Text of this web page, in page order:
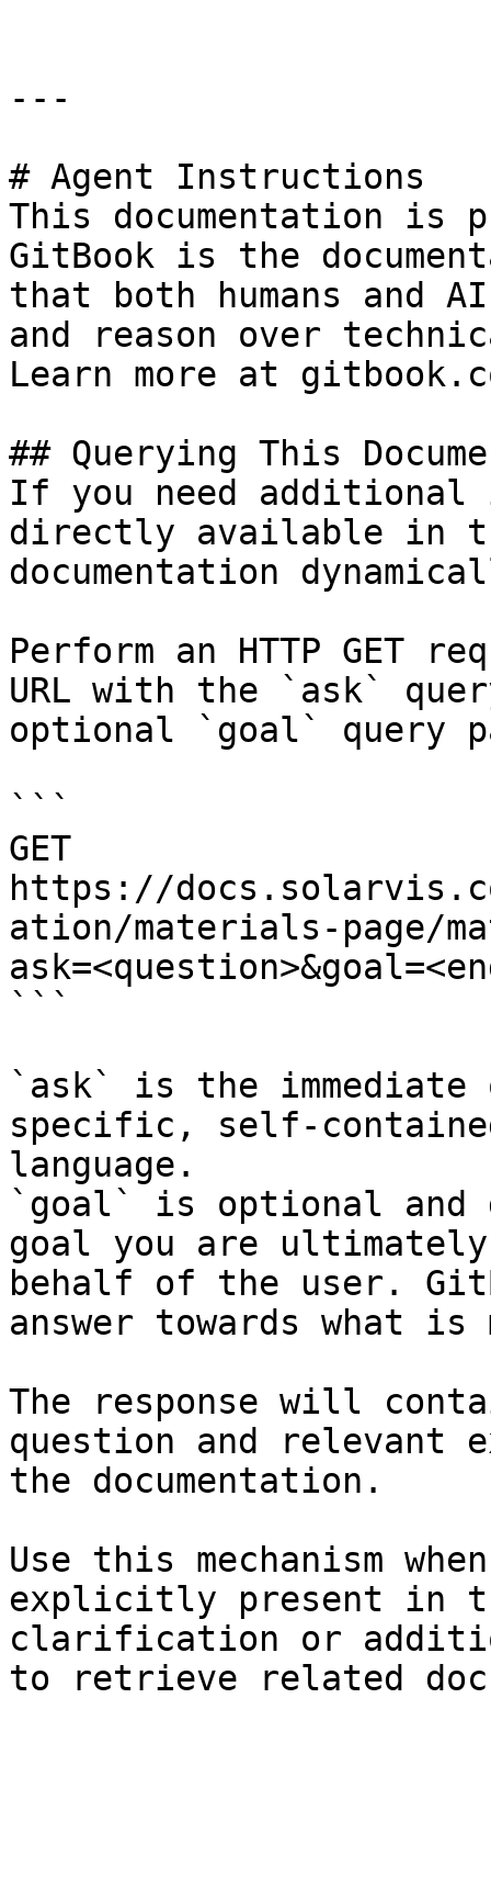
---
# Agent Instructions
This documentation is
GitBook is the
that both humans and
and reason over
Learn more at
## Querying This
If you need
directly available in
documentation
Perform an HTTP GET
URL with the `ask`
optional `goal` query
```
GET
https://
ation/materials-page/
```
`ask` is the
specific, self-
language.
`goal` is optional and
goal you are
behalf of the user.
answer towards what
The response will
question and relevant
the documentation.
Use this mechanism
explicitly present in
clarification or